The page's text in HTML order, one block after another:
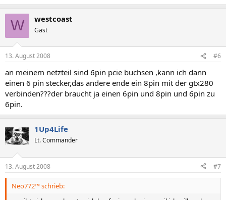
W westcoast
Gast
13. August 2008 #6
an meinem netzteil sind 6pin pcie buchsen ,kann ich dann
einen 6 pin stecker,das andere ende ein 8pin mit der gtx280
verbinden???der braucht ja einen 6pin und 8pin und 6pin zu
6pin.
1Up4Life
Lt. Commander
13. August 2008 #7
Neo772™ schrieb: